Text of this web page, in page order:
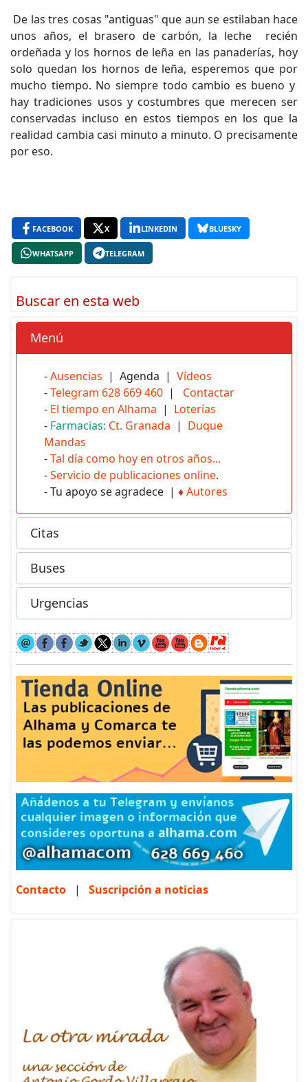
De las tres cosas "antiguas" que aun se estilaban hace
unos años, el brasero de carbón, la leche recién
ordeñada y los hornos de leña en las panaderías, hoy
solo quedan los hornos de leña, esperemos que por
mucho tiempo. No siempre todo cambio es bueno y
hay tradiciones usos y costumbres que merecen ser
conservadas incluso en estos tiempos en los que la
realidad cambia casi minuto a minuto. O precisamente
por eso.
FACEBOOK X LINKEDIN BLUESKY
WHATSAPP TELEGRAM
Buscar en esta web
Menú
-Ausencias | Agenda | Vídeos
-Telegram 628 669 460 | Contactar
- El tiempo en Alhama | Loterías
- Farmacias: Ct. Granada | Duque
Mandas
-Tal día como hoy en otros años...
-Servicio de publicaciones online.
- Tu apoyo se agradece | ♦Autores
Citas
Buses
Urgencias
Contacto | Suscripción a noticias